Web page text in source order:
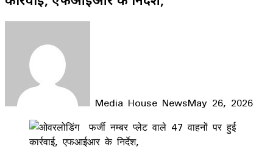
Media House NewsMay 26, 2026
Facebook
LinkedIn
WhatsApp
Telegram